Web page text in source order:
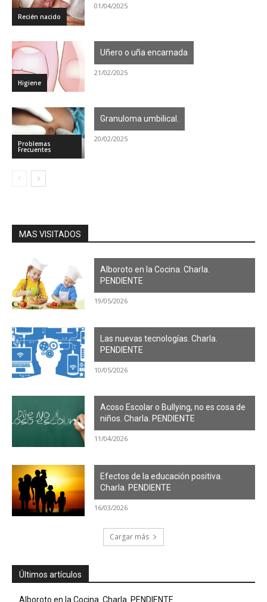
Recién nacido
01/04/2025
Higiene
Uñero o uña encarnada
21/02/2025
Problemas
Frecuentes
Granuloma umbilical.
20/02/2025
MAS VISITADOS
Alboroto en la Cocina. Charla.
PENDIENTE
19/05/2026
Las nuevas tecnologías. Charla.
PENDIENTE
10/05/2026
Acoso Escolar o Bullying, no es cosa de
niños. Charla. PENDIENTE
11/04/2026
Efectos de la educación positiva.
Charla. PENDIENTE
16/03/2026
Cargar más
Últimos artículos
Alboroto en la Cocina. Charla. PENDIENTE